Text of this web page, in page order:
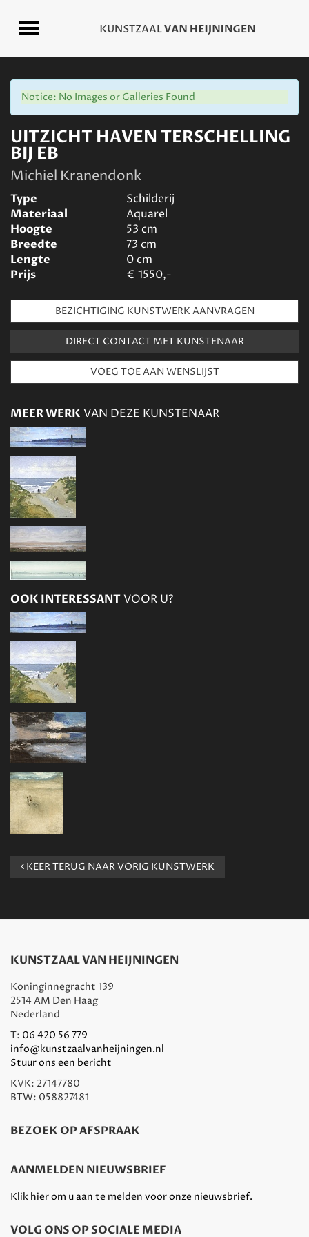
Notice: No Images or Galleries Found
UITZICHT HAVEN TERSCHELLING
BIJ EB
Michiel Kranendonk
Type
Schilderij
Materiaal
Aquarel
Hoogte
53 cm
Breedte
73 cm
Lengte
0cm
Prijs
€ 1550,-
BEZICHTIGING KUNSTWERK AANVRAGEN
DIRECT CONTACT MET KUNSTENAAR
MEER WERK VAN DEZE KUNSTENAAR
OOK INTERESSANTVOOR U?
KEER TERUG NAAR VORIG KUNSTWERK
KUNSTZAAL VAN HEIJNINGEN
Koninginnegracht 139
2514 AM Den Haag
Nederland
T: 06 420 56 779
info@kunstzaalvanheijningen.nl
Stuur ons een bericht
KVK: 27147780
BTW: 058827481
BEZOEK OP AFSPRAAK
AANMELDEN NIEUWSBRIEF
Klik hier om u aan te melden voor onze nieuwsbrief.
VOLG ONS OP SOCIALE MEDIA